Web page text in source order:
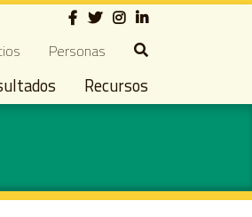
Social
Personas
Recursos